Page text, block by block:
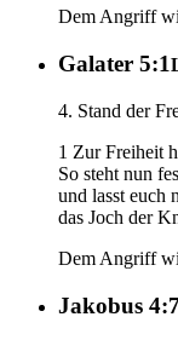
Dem Angriff
Galater 5:1
4. Stand der
1 Zur Freiheit
So steht nun
und lasst euch
das Joch der
Dem Angriff
Jakobus 4:7